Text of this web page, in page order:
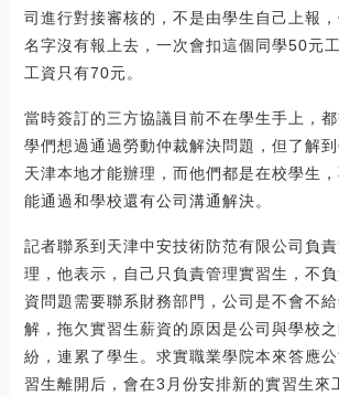
司進行對接審核的，不是由學生自己上報
名字沒有報上去，一次會扣這個同學50元
工資只有70元。
當時簽訂的三方協議目前不在學生手上，
學們想過通過勞動仲裁解決問題，但了解
天津本地才能辦理，而他們都是在校學生
能通過和學校還有公司溝通解決。
記者聯系到天津中安技術防范有限公司負
理，他表示，自己只負責管理實習生，不
資問題需要聯系財務部門，公司是不會不
解，拖欠實習生薪資的原因是公司與學校
紛，連累了學生。求實職業學院本來答應
習生離開后，會在3月份安排新的實習生來